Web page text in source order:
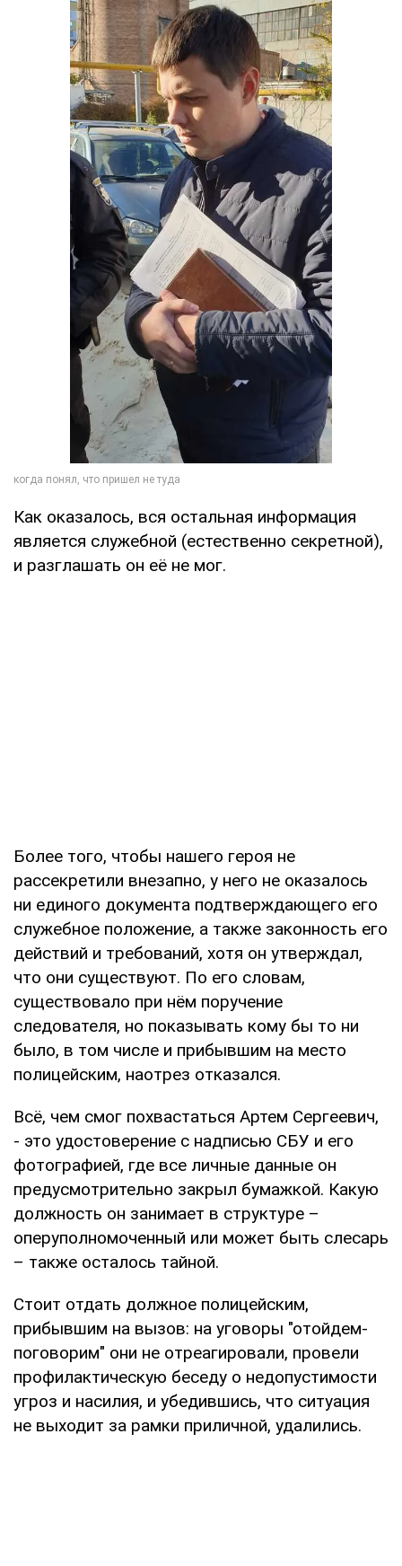
Как оказалось, вся остальная информация
является служебной (естественно секретной),
и разглашать он её не мог.
Более того, чтобы нашего героя не
рассекретили внезапно, у него не оказалось
ни единого документа подтверждающего его
служебное положение, а также законность его
действий и требований, хотя он утверждал,
что они существуют. По его словам,
существовало при нём поручение
следователя, но показывать кому бы то ни
было, в том числе и прибывшим на место
полицейским, наотрез отказался.
Всё, чем смог похвастаться Артем Сергеевич,
- это удостоверение с надписью СБУ и его
фотографией, где все личные данные он
предусмотрительно закрыл бумажкой. Какую
должность он занимает в структуре –
оперуполномоченный или может быть слесарь
– также осталось тайной.
Стоит отдать должное полицейским,
прибывшим на вызов: на уговоры "отойдем-
поговорим" они не отреагировали, провели
профилактическую беседу о недопустимости
угроз и насилия, и убедившись, что ситуация
не выходит за рамки приличной, удалились.